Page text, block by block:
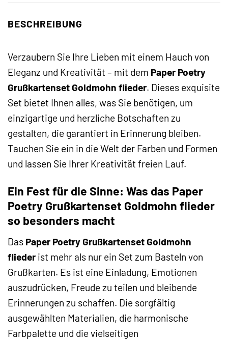
BESCHREIBUNG
Verzaubern Sie Ihre Lieben mit einem Hauch von
Eleganz und Kreativität – mit dem Paper Poetry
Grußkartenset Goldmohn flieder. Dieses exquisite
Set bietet Ihnen alles, was Sie benötigen, um
einzigartige und herzliche Botschaften zu
gestalten, die garantiert in Erinnerung bleiben.
Tauchen Sie ein in die Welt der Farben und Formen
und lassen Sie Ihrer Kreativität freien Lauf.
Ein Fest für die Sinne: Was das Paper
Poetry Grußkartenset Goldmohn flieder
so besonders macht
Das Paper Poetry Grußkartenset Goldmohn
flieder ist mehr als nur ein Set zum Basteln von
Grußkarten. Es ist eine Einladung, Emotionen
auszudrücken, Freude zu teilen und bleibende
Erinnerungen zu schaffen. Die sorgfältig
ausgewählten Materialien, die harmonische
Farbpalette und die vielseitigen